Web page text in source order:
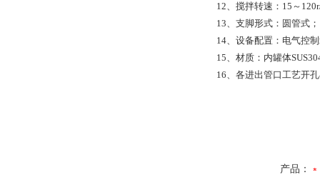
12、搅拌转速：15～
13、支脚形式：圆管式；
14、设备配置：电气控
15、材质：内罐体
16、各进出管口工艺开
产品：